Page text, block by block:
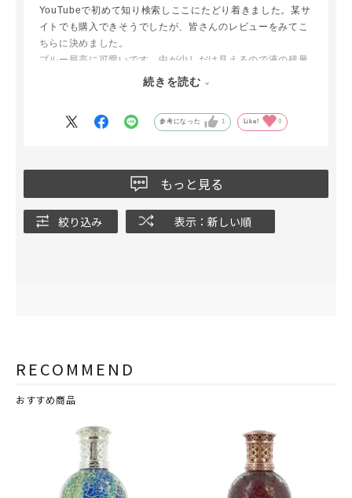
YouTubeで初めて知り検索しここにたどり着きました。某サ
イトでも購入できそうでしたが、皆さんのレビューをみてこ
ちらに決めました。
ブルー最高に可愛いです。中が少しだけ見えるので液の残量
再度他の商品を購入させていただく予定です。
続きを読む
参考になった 1 Like! 0
もっと見る
絞り込み 表示：新しい順
RECOMMEND
おすすめ商品